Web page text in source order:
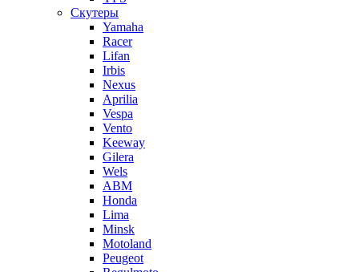
Скутеры
Yamaha
Racer
Lifan
Irbis
Nexus
Aprilia
Vespa
Vento
Keeway
Gilera
Wels
ABM
Honda
Lima
Minsk
Motoland
Peugeot